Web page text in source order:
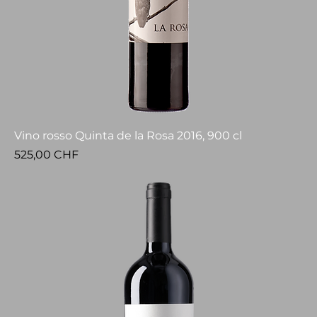
Vino rosso Quinta de la Rosa 2016, 900 cl
Prezzo
525,00 CHF